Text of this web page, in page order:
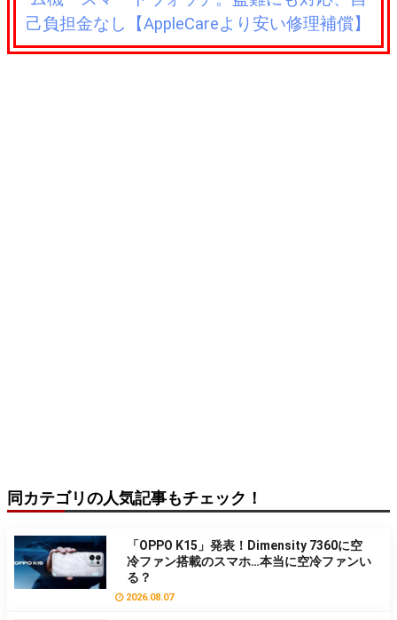
己負担金なし【AppleCareより安い修理補償】
同カテゴリの人気記事もチェック！
「OPPO K15」発表！Dimensity 7360に空
冷ファン搭載のスマホ…本当に空冷ファンい
る？
2026.08.07